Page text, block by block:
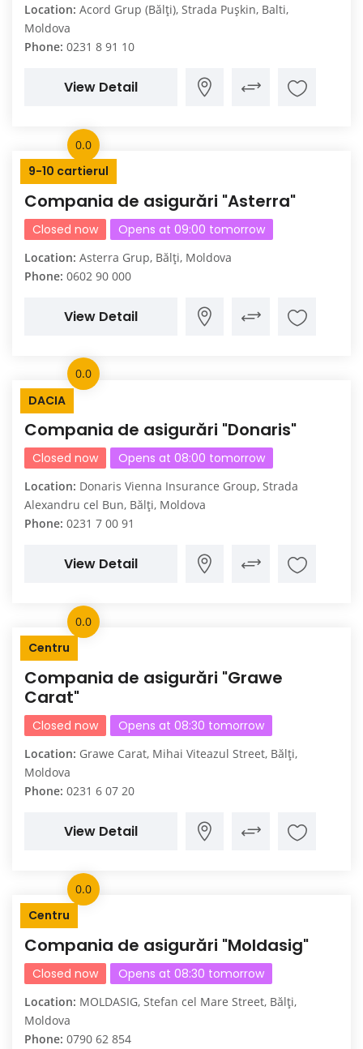
Location: Acord Grup (Bălți), Strada Pușkin, Balti,
Moldova
Phone: 0231 8 91 10
View Detail
9-10 cartierul
0.0
Compania de asigurări "Asterra"
Closed now Opens at 09:00 tomorrow
Location: Asterra Grup, Bălți, Moldova
Phone: 0602 90 000
View Detail
DACIA
0.0
Compania de asigurări "Donaris"
Closed now Opens at 08:00 tomorrow
Location: Donaris Vienna Insurance Group, Strada
Alexandru cel Bun, Bălți, Moldova
Phone: 0231 7 00 91
View Detail
Centru
0.0
Compania de asigurări "Grawe
Carat"
Closed now Opens at 08:30 tomorrow
Location: Grawe Carat, Mihai Viteazul Street, Bălți,
Moldova
Phone: 0231 6 07 20
View Detail
Centru
0.0
Compania de asigurări "Moldasig"
Closed now Opens at 08:30 tomorrow
Location: MOLDASIG, Stefan cel Mare Street, Bălți,
Moldova
Phone: 0790 62 854